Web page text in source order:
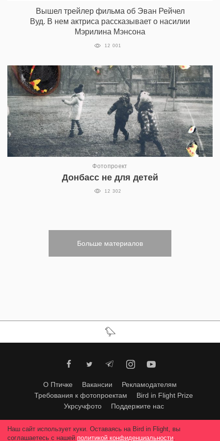
Вышел трейлер фильма об Эван Рейчел
Вуд. В нем актриса рассказывает о насилии
Мэрилина Мэнсона
12 001
Фотопроект
Донбасс не для детей
12 302
Больше материалов
О Птичке Вакансии
Рекламодателям
Требования к фотопроектам
Bird in Flight Prize
Укрсучфото
Поддержите нас
Любое использование материалов допускается только с согласия
редакции.© 2026, Bird In Flight.
Наш сайт использует куки. Оставаясь на Bird in Flight, вы
соглашаетесь с нашей политикой конфиденциальности.